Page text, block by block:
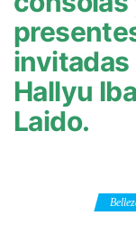
invitadas
Hallyu
Laido.